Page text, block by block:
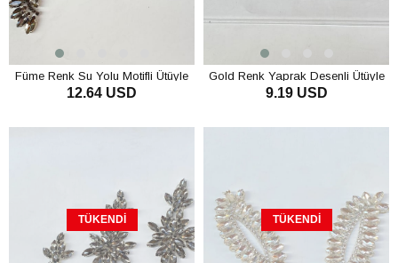
Füme Renk Su Yolu Motifli Ütüyle
Yapışan Parlak Taşlı Aplik
12.64 USD
Gold Renk Yaprak Desenli Ütüyle
Yapışan Parlak Taşlı Aplik
9.19 USD
TÜKENDI TÜKENDI